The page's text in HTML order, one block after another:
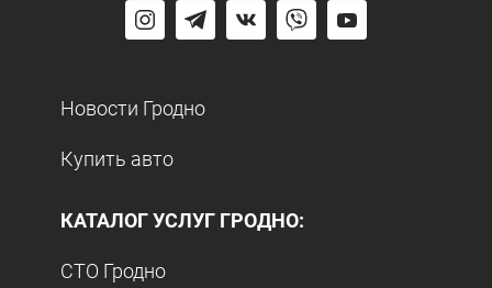
Новости Гродно
Купить авто
КАТАЛОГ УСЛУГ ГРОДНО:
СТО Гродно